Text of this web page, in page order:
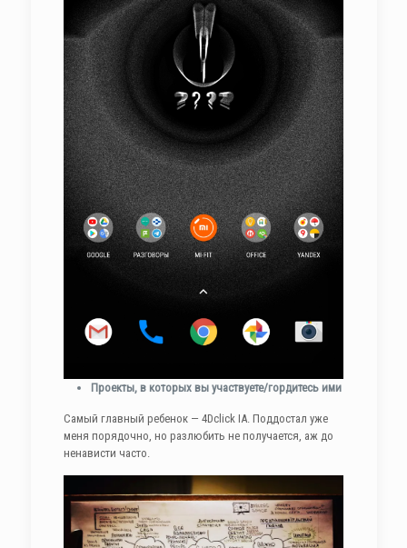
Проекты, в которых вы участвуете/гордитесь ими
Самый главный ребенок — 4Dclick IA. Поддостал уже
меня порядочно, но разлюбить не получается, аж до
ненависти часто.